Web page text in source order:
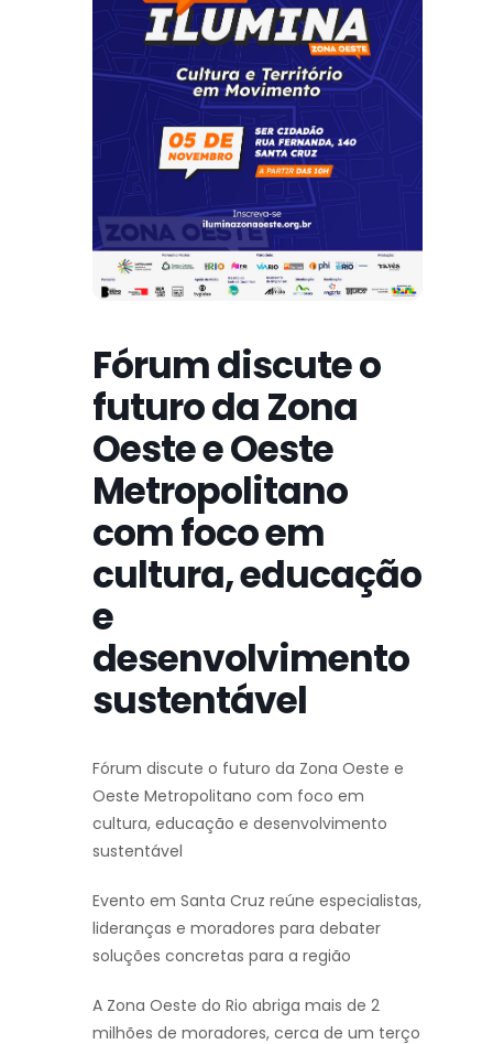
Fórum discute o
futuro da Zona
Oeste e Oeste
Metropolitano
com foco em
cultura, educação
e
desenvolvimento
sustentável
Fórum discute o futuro da Zona Oeste e
Oeste Metropolitano com foco em
cultura, educação e desenvolvimento
sustentável
Evento em Santa Cruz reúne especialistas,
lideranças e moradores para debater
soluções concretas para a região
A Zona Oeste do Rio abriga mais de 2
milhões de moradores, cerca de um terço